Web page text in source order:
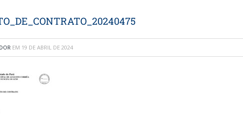
EM 19 DE ABRIL DE 2024